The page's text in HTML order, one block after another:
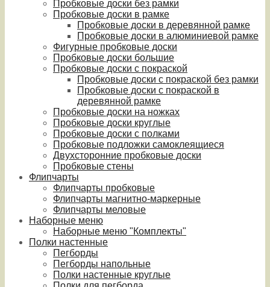
Пробковые доски без рамки
Пробковые доски в рамке
Пробковые доски в деревянной рамке
Пробковые доски в алюминиевой рамке
Фигурные пробковые доски
Пробковые доски большие
Пробковые доски с покраской
Пробковые доски с покраской без рамки
Пробковые доски с покраской в
деревянной рамке
Пробковые доски на ножках
Пробковые доски круглые
Пробковые доски с полками
Пробковые подложки самоклеящиеся
Двухсторонние пробковые доски
Пробковые стены
Флипчарты
Флипчарты пробковые
Флипчарты магнитно-маркерные
Флипчарты меловые
Наборные меню
Наборные меню "Комплекты"
Полки настенные
Пегборды
Пегборды напольные
Полки настенные круглые